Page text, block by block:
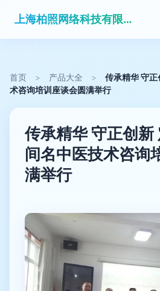
上海柏照网络科技有限公司
首页 > 产品大全 >
传承精华 守
术咨询培训座谈会圆满举行
传承精华 守正创新
间名中医技术咨询
满举行